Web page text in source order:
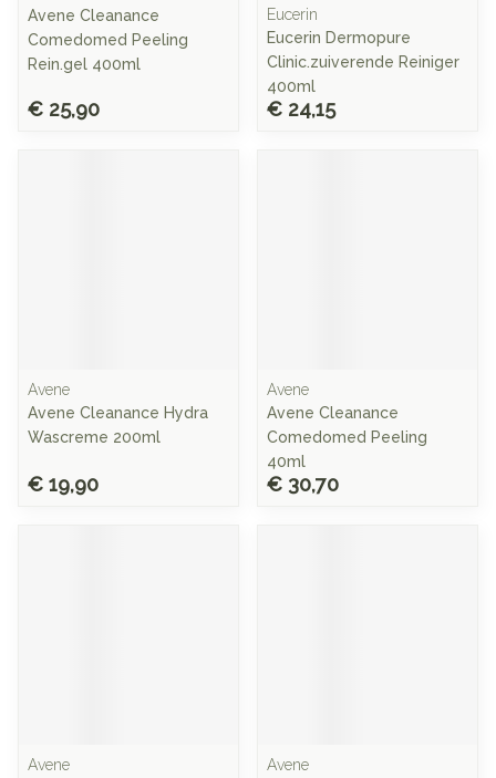
Avene Cleanance
Comedomed Peeling
Rein.gel 400ml
€ 25,90
Eucerin
Eucerin Dermopure
Clinic.zuiverende Reiniger
400ml
€ 24,15
Avene
Avene Cleanance Hydra
Wascreme 200ml
€ 19,90
Avene
Avene Cleanance
Comedomed Peeling
40ml
€ 30,70
Avene
Avene